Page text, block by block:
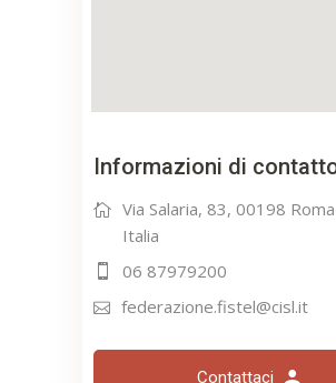
Informazioni di
Via Salaria, 83, 00198
Italia
06 87979200
federazione.fistel@cisl.it
Contattaci